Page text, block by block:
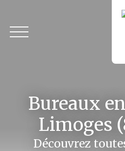
Bureaux
Limoges
Découvrez